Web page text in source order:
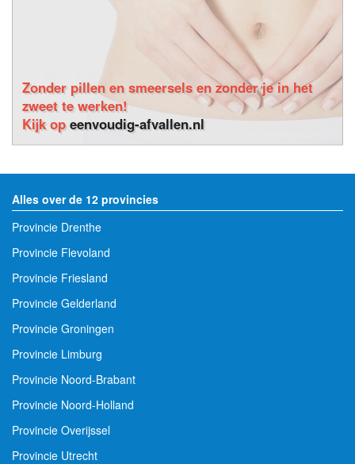
Zonder pillen en smeersels en zonder je in het
zweet te werken!
Kijk opeenvoudig-afvallen.nl
Alles over de 12 provincies
Provincie Drenthe
Provincie Flevoland
Provincie Friesland
Provincie Gelderland
Provincie Groningen
Provincie Limburg
Provincie Noord-Brabant
Provincie Noord-Holland
Provincie Overijssel
Provincie Utrecht